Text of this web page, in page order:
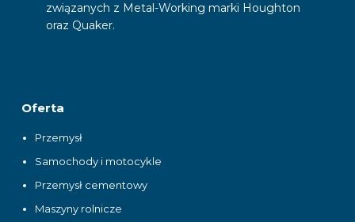
związanych z Metal-Working marki Houghton
oraz Quaker.
Oferta
Przemysł
Samochody i motocykle
Przemysł cementowy
Maszyny rolnicze